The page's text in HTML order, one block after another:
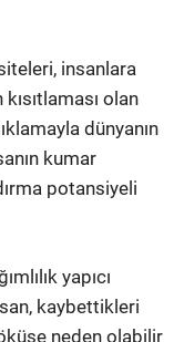
insanlara
olan
dünyanın
kumar
potansiyeli
yapıcı
kaybettikleri
neden olabilir